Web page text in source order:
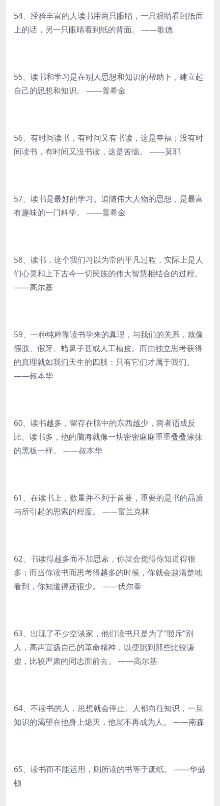
54、经验丰富的人读书用两只眼睛，一只眼睛看到纸面
上的话，另一只眼睛看到纸的背面。 ——歌德
55、读书和学习是在别人思想和知识的帮助下，建立起
自己的思想和知识。 ——普希金
56、有时间读书，有时间又有书读，这是幸福；没有时
间读书，有时间又没书读，这是苦恼。 ——莫耶
57、读书是最好的学习。追随伟大人物的思想，是最富
有趣味的一门科学。 ——普希金
58、读书，这个我们习以为常的平凡过程，实际上是人
们心灵和上下古今一切民族的伟大智慧相结合的过程。
——高尔基
59、一种纯粹靠读书学来的真理，与我们的关系，就像
假肢、假牙、蜡鼻子甚或人工植皮。而由独立思考获得
的真理就如我们天生的四肢：只有它们才属于我们。
——叔本华
60、读书越多，留存在脑中的东西越少，两者适成反
比。读书多，他的脑海就像一块密密麻麻重重叠叠涂抹
的黑板一样。 ——叔本华
61、在读书上，数量并不列于首要，重要的是书的品质
与所引起的思索的程度。 ——富兰克林
62、书读得越多而不加思索，你就会觉得你知道得很
多；而当你读书而思考得越多的时候，你就会越清楚地
看到，你知道得还很少。 ——伏尔泰
63、出现了不少空谈家，他们读书只是为了“驳斥”别
人，高声宣扬自己的革命精神，以便跳到那些比较谦
虚，比较严肃的同志面前去。 ——高尔基
64、不读书的人，思想就会停止。人都向往知识，一旦
知识的渴望在他身上熄灭，他就不再成为人。 ——南森
65、读书而不能运用，则所读的书等于废纸。 ——华盛
顿